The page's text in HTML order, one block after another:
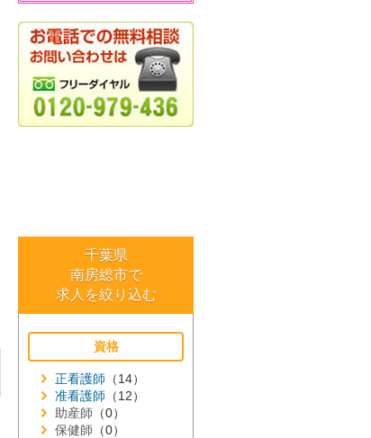
千葉県
南房総市で
求人を絞り込む
資格
正看護師 （14）
准看護師 （12）
助産師 （0）
保健師 （0）